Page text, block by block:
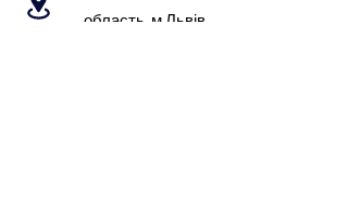
область, м.Львів,